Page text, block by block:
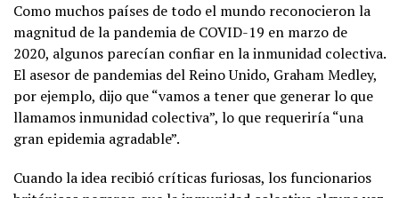
Como muchos países de todo el mundo reconocieron la
magnitud de la pandemia de COVID-19 en marzo de
2020, algunos parecían confiar en la inmunidad colectiva.
El asesor de pandemias del Reino Unido, Graham Medley,
por ejemplo, dijo que “vamos a tener que generar lo que
llamamos inmunidad colectiva”, lo que requeriría “una
gran epidemia agradable”.
Cuando la idea recibió críticas furiosas, los funcionarios